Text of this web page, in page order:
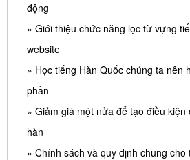
động
» Giới thiệu chức năng lọc từ vựng
website
» Học tiếng Hàn Quốc chúng ta nên
phần
» Giảm giá một nửa để tạo điều kiện
hàn
» Chính sách và quy định chung cho